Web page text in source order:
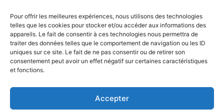
Pour offrir les meilleures expériences, nous utilisons des technologies
telles que les cookies pour stocker et/ou accéder aux informations des
appareils. Le fait de consentir à ces technologies nous permettra de
traiter des données telles que le comportement de navigation ou les ID
uniques sur ce site. Le fait de ne pas consentir ou de retirer son
consentement peut avoir un effet négatif sur certaines caractéristiques
et fonctions.
Accepter
Charte des données personnelles
Copyright © 2023 Golf du Comminges. All Rights